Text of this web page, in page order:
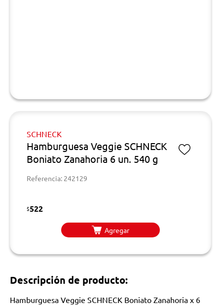
SCHNECK
Hamburguesa Veggie SCHNECK
Boniato Zanahoria 6 un. 540 g
Referencia: 242129
$522
Agregar
Descripción de producto:
Hamburguesa Veggie SCHNECK Boniato Zanahoria x 6